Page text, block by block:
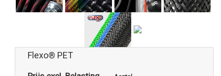
Flexo® PET